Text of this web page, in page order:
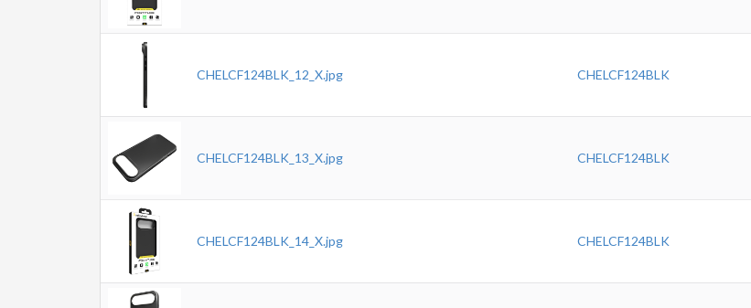
CHELCF124BLK_12_X.jpg CHELCF124BLK
CHELCF124BLK_13_X.jpg CHELCF124BLK
CHELCF124BLK_14_X.jpg CHELCF124BLK